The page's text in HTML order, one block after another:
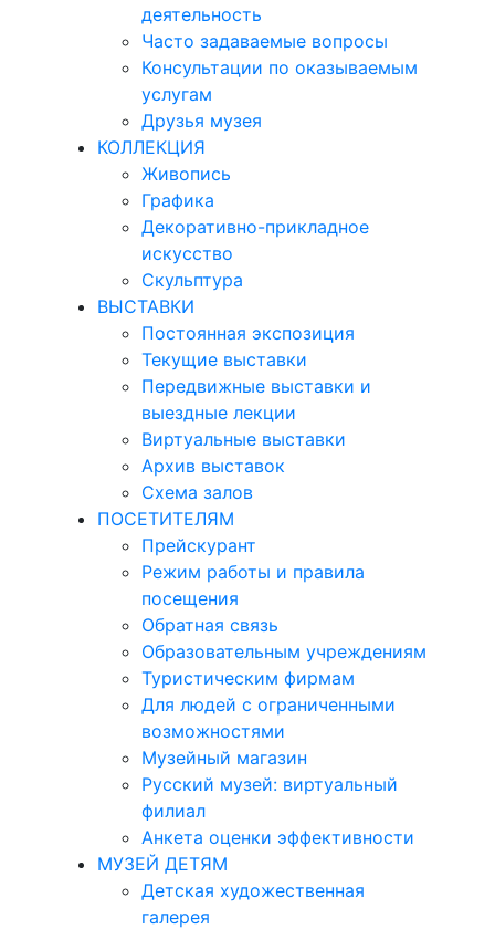
деятельность
Часто задаваемые вопросы
Консультации по оказываемым
услугам
Друзья музея
КОЛЛЕКЦИЯ
Живопись
Графика
Декоративно-прикладное
искусство
Скульптура
ВЫСТАВКИ
Постоянная экспозиция
Текущие выставки
Передвижные выставки и
выездные лекции
Виртуальные выставки
Архив выставок
Схема залов
ПОСЕТИТЕЛЯМ
Прейскурант
Режим работы и правила
посещения
Обратная связь
Образовательным учреждениям
Туристическим фирмам
Для людей с ограниченными
возможностями
Музейный магазин
Русский музей: виртуальный
филиал
Анкета оценки эффективности
МУЗЕЙ ДЕТЯМ
Детская художественная
галерея